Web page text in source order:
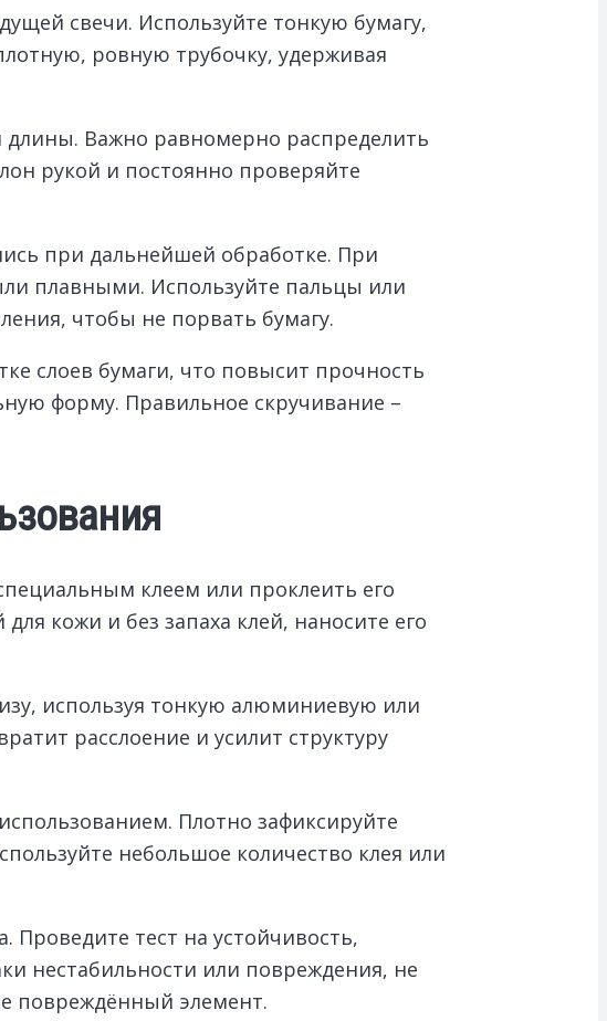
свечи. Используйте тонкую бумагу,
ровную трубочку, удерживая
длины. Важно равномерно распределить
рукой и постоянно проверяйте
при дальнейшей обработке. При
плавными. Используйте пальцы или
чтобы не порвать бумагу.
слоев бумаги, что повысит прочность
форму. Правильное скручивание –
клеем или проклеить его
кожи и без запаха клей, наносите его
используя тонкую алюминиевую или
расслоение и усилит структуру
Плотно зафиксируйте
небольшое количество клея или
Проведите тест на устойчивость,
нестабильности или повреждения, не
повреждённый элемент.